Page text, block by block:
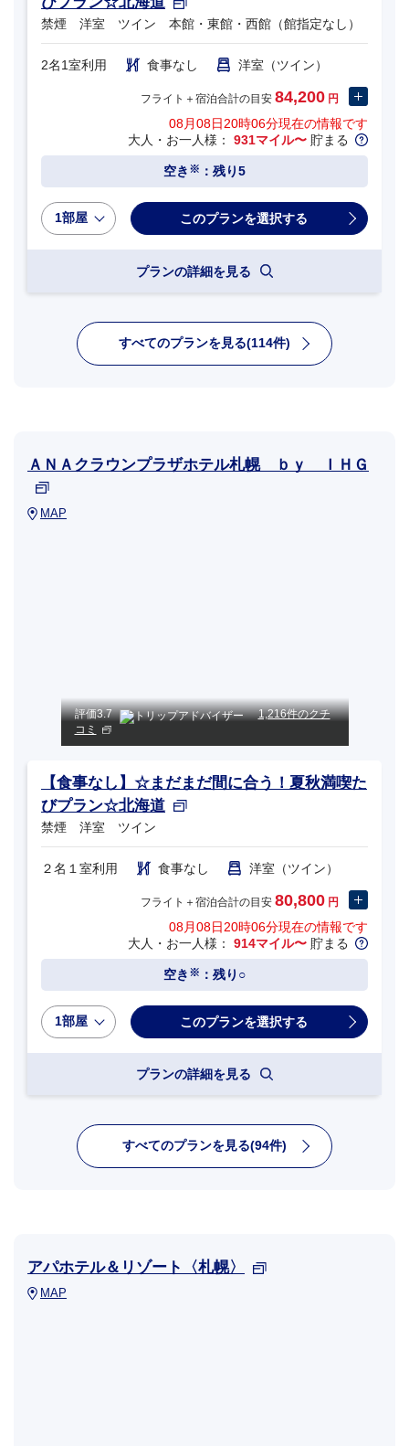
禁煙 洋室 ツイン 本館・東館・西館（館指定なし）
2名1室利用 食事なし 洋室（ツイン）
フライト＋宿泊合計の目安 84,200 円
08月08日20時06分現在の情報です
大人・お一人様： 931マイル〜 貯まる
空き ※ ：残り5
1部屋
プランの詳細を見る
すべてのプランを見る(114件)
ＡＮＡクラウンプラザホテル札幌 ｂｙ ＩＨＧ
MAP
評価3.7
1,216件のクチ
コミ
【食事なし】☆まだまだ間に合う！夏秋満喫た
びプラン☆北海道
禁煙 洋室 ツイン
２名１室利用 食事なし 洋室（ツイン）
フライト＋宿泊合計の目安 80,800 円
08月08日20時06分現在の情報です
大人・お一人様： 914マイル〜 貯まる
空き ※ ：残り○
1部屋
プランの詳細を見る
すべてのプランを見る(94件)
アパホテル＆リゾート〈札幌〉
MAP